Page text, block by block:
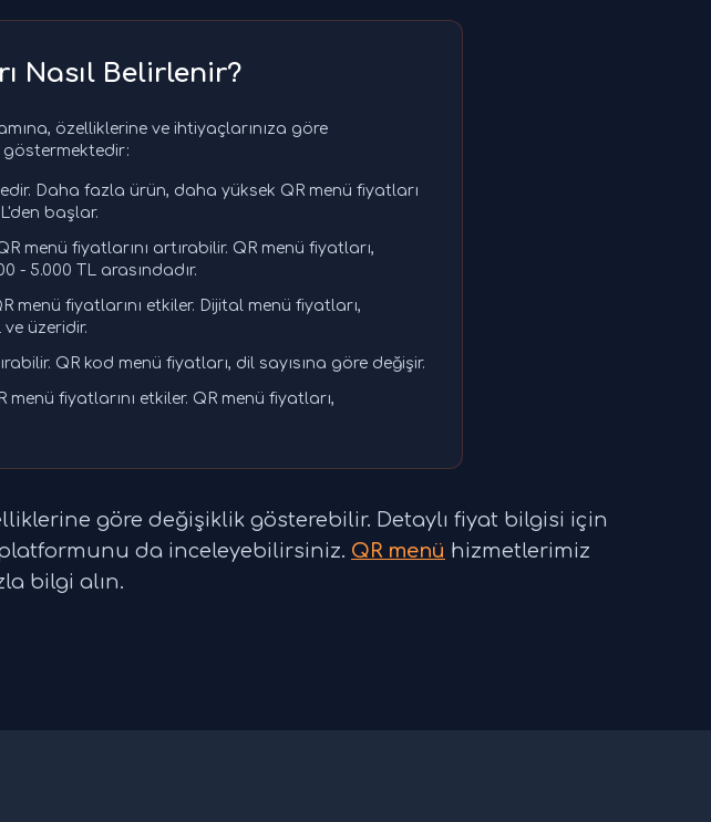
Nasıl Belirlenir?
özelliklerine ve ihtiyaçlarınıza göre
göstermektedir:
Daha fazla ürün, daha yüksek QR menü fiyatları
başlar.
menü fiyatlarını artırabilir. QR menü fiyatları,
- 5.000 TL arasındadır.
menü fiyatlarını etkiler. Dijital menü fiyatları,
üzeridir.
QR kod menü fiyatları, dil sayısına göre değişir.
fiyatlarını etkiler. QR menü fiyatları,
göre değişiklik gösterebilir. Detaylı fiyat bilgisi için
da inceleyebilirsiniz. QR menü hizmetlerimiz
bilgi alın.